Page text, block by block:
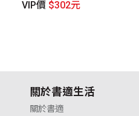
VIP價 $302元
關於書適生活
關於書適